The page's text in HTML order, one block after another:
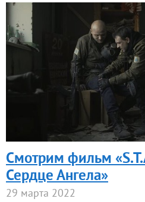
Смотрим фильм
Сердце Ангела»
29 марта 2022